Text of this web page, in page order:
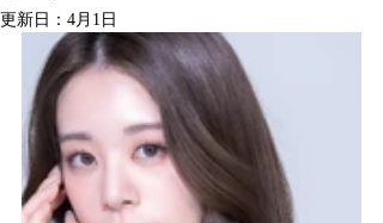
更新日： 4月1日